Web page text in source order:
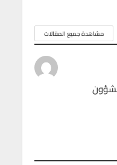
مشاهدة جميع المقالات